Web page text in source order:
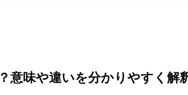
意味や違いを分かりやすく解